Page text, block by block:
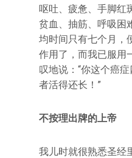
呕吐、疲惫、手脚红
贫血、抽筋、呼吸困
均时间只有七个月，
作用了，而我已服用
叹地说：“你这个癌
者活得还长！”
不按理出牌的上帝
我儿时就很熟悉圣经